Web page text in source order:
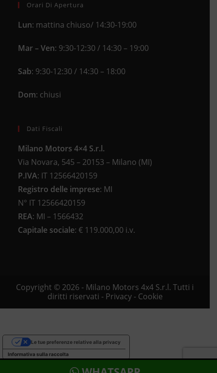
Orari Di Apertura
Lun: mattina chiuso/ 14:30-19:00
Mar – Ven: 9:30-12:30 / 14:30 – 19:00
Sab: 9:30-12:30 / 14:30 – 18:00
Dom: chiusi
Dati Fiscali
Milano Motors 4×4 S.r.l.
Via Novara, 545 – 20153 – Milano (MI)
P.IVA: IT 12566420159
Registro delle imprese: MI
N° IT 12566420159
REA: MI – 1566432
Capitale sociale: € 119.000,00 i.v.
Copyright © 2026 - Milano Motors 4x4 S.r.l. Tutti i
diritti riservati - Privacy- Cookie
Informativa sulla raccolta
Le tue preferenze relative alla privacy